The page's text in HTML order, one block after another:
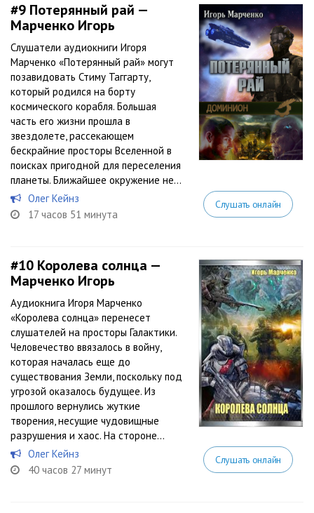
#9 Потерянный рай —
Марченко Игорь
Слушатели аудиокниги Игоря
Марченко «Потерянный рай» могут
позавидовать Стиму Таггарту,
который родился на борту
космического корабля. Большая
часть его жизни прошла в
звездолете, рассекающем
бескрайние просторы Вселенной в
поисках пригодной для переселения
планеты. Ближайшее окружение не...
Олег Кейнз
17 часов 51 минута
Слушать онлайн
#10 Королева солнца —
Марченко Игорь
Аудиокнига Игоря Марченко
«Королева солнца» перенесет
слушателей на просторы Галактики.
Человечество ввязалось в войну,
которая началась еще до
существования Земли, поскольку под
угрозой оказалось будущее. Из
прошлого вернулись жуткие
творения, несущие чудовищные
разрушения и хаос. На стороне...
Олег Кейнз
40 часов 27 минут
Слушать онлайн